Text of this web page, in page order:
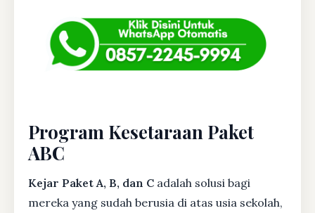
Program Kesetaraan Paket
ABC
Kejar Paket A, B, dan C adalah solusi bagi
mereka yang sudah berusia di atas usia sekolah,